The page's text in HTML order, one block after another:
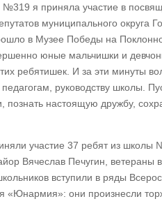
я приняла участие в
муниципального округа
в Музее Победы на
юные мальчишки и
ребятишек. И за эти минуты
руководству школы.
познать настоящую дружбу,
участие 37 ребят из школы
Вячеслав Печугин, ветераны
вступили в ряды
«Юнармия»: они произнесли